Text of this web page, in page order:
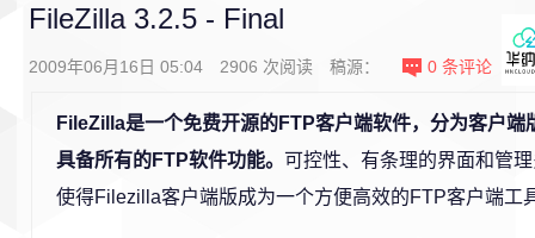
FileZilla 3.2.5 - Final
2009年06月16日 05:04 2906 次阅读 稿源： 0 条评论
FileZilla是一个免费开源的FTP客户端软件，分为客户端
具备所有的FTP软件功能。 可控性、有条理的界面和管
使得Filezilla客户端版成为一个方便高效的FTP客户端工